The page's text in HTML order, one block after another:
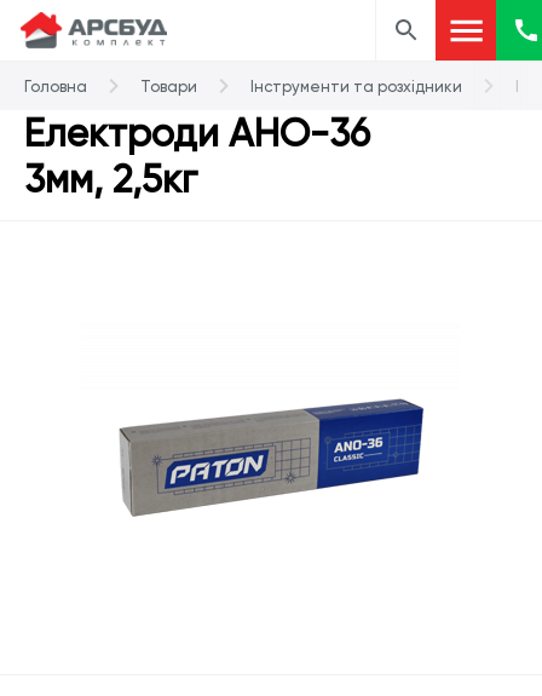
Головна Товари Інструменти та розхідники
Електроди АНО-36
3мм, 2,5кг